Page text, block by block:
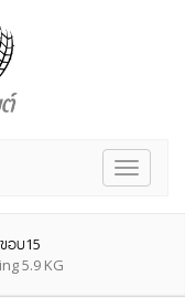
Toggle
อบ15
5.9 KG